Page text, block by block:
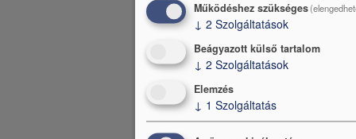
Működéshez szükséges
↓ 2 Szolgáltatások
Beágyazott külső tartalom
↓ 2 Szolgáltatások
Elemzés
↓ 1 Szolgáltatás